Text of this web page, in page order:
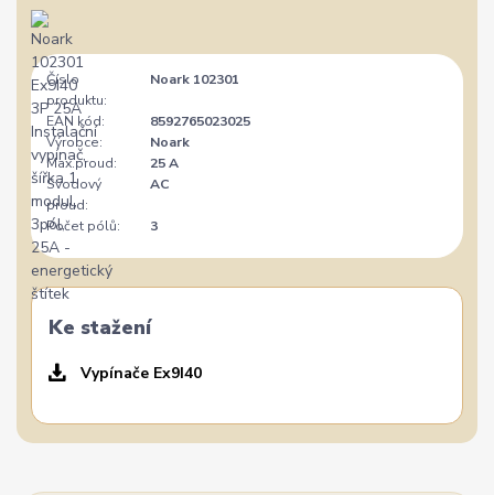
Číslo
produktu:
Noark 102301
EAN kód:
8592765023025
Výrobce:
Noark
Max.proud:
25 A
Svodový
proud:
AC
Počet pólů: 3
Ke stažení
Vypínače Ex9I40